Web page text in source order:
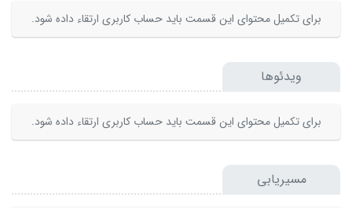
برای تکمیل محتوای این قسمت باید حساب کاربری ارتقاء داده شود.
ویدئوها
برای تکمیل محتوای این قسمت باید حساب کاربری ارتقاء داده شود.
مسیریابی